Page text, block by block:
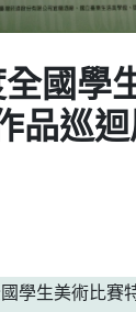
全國學
品巡迴
學生美術比賽